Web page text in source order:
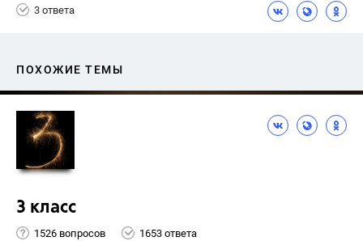
3 ответа
ПОХОЖИЕ ТЕМЫ
3 класс
1526 вопросов 1653 ответа